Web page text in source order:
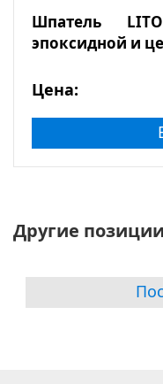
Шпатель
эпоксидной и
Цена:
Другие